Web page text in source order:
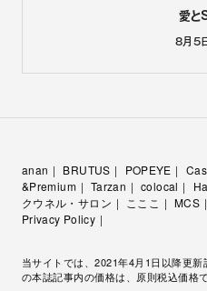
愛と
8月5
anan BRUTUS POPEYE
&Premium
Tarzan colocal
クウネル・サロン
こここ MCS
Privacy Policy
当サイトでは、2021年4月1日以降更
の本誌記事内の価格は、原則税込価格